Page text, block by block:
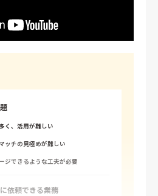
く、活用が難しい
ッチの見極めが難しい
ジできるような工夫が必要
依頼できる業務